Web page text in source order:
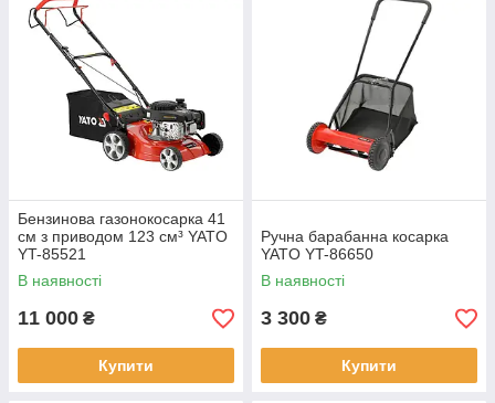
Бензинова газонокосарка 41
см з приводом 123 см³ YATO
YT-85521
В наявності
11 000 ₴
Купити
Ручна барабанна косарка
YATO YT-86650
В наявності
3 300 ₴
Купити